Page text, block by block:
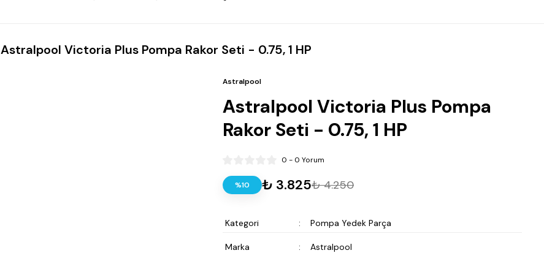
Astralpool Victoria Plus Pompa Rakor Seti - 0.75, 1 HP
Astralpool
Astralpool Victoria Plus Pompa
Rakor Seti - 0.75, 1 HP
0 - 0 Yorum
%10 ₺ 3.825₺ 4.250
Kategori Pompa Yedek Parça
Marka Astralpool